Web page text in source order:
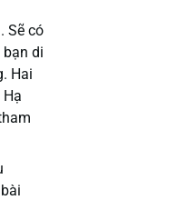
Sẽ có
di
Hai